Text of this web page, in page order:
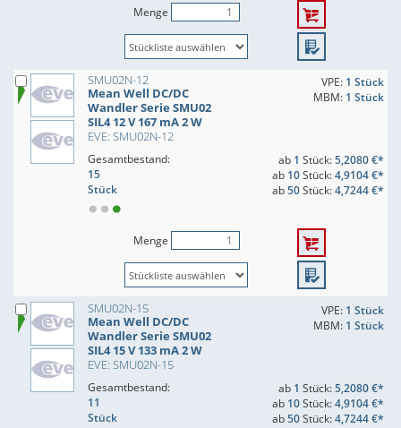
Menge
SMU02N-12
Mean Well DC/DC
Wandler Serie SMU02
SIL4 12 V 167 mA 2 W
EVE: SMU02N-12
VPE: 1 Stück
MBM: 1 Stück
Gesamtbestand:
15
Stück
ab 1 Stück:5,2080 €*
ab 10Stück:4,9104 €*
ab50Stück:4,7244 €*
Menge
SMU02N-15
Mean Well DC/DC
Wandler Serie SMU02
SIL4 15 V 133 mA 2 W
EVE: SMU02N-15
VPE: 1 Stück
MBM: 1 Stück
Gesamtbestand:
11
Stück
ab 1 Stück:5,2080 €*
ab 10Stück:4,9104 €*
ab50Stück:4,7244 €*